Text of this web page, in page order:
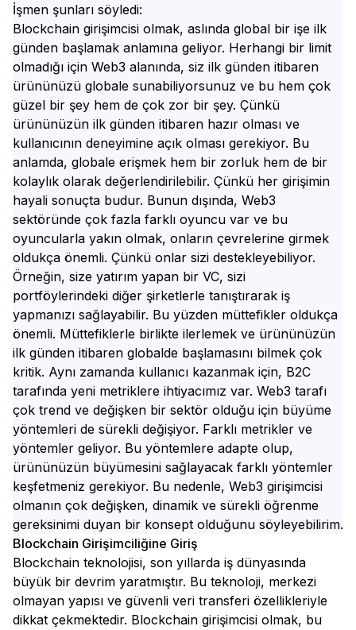
İşmen şunları söyledi:
Blockchain girişimcisi olmak, aslında global bir işe ilk
günden başlamak anlamına geliyor. Herhangi bir limit
olmadığı için Web3 alanında, siz ilk günden itibaren
ürününüzü globale sunabiliyorsunuz ve bu hem çok
güzel bir şey hem de çok zor bir şey. Çünkü
ürününüzün ilk günden itibaren hazır olması ve
kullanıcının deneyimine açık olması gerekiyor. Bu
anlamda, globale erişmek hem bir zorluk hem de bir
kolaylık olarak değerlendirilebilir. Çünkü her girişimin
hayali sonuçta budur. Bunun dışında, Web3
sektöründe çok fazla farklı oyuncu var ve bu
oyuncularla yakın olmak, onların çevrelerine girmek
oldukça önemli. Çünkü onlar sizi destekleyebiliyor.
Örneğin, size yatırım yapan bir VC, sizi
portföylerindeki diğer şirketlerle tanıştırarak iş
yapmanızı sağlayabilir. Bu yüzden müttefikler oldukça
önemli. Müttefiklerle birlikte ilerlemek ve ürününüzün
ilk günden itibaren globalde başlamasını bilmek çok
kritik. Aynı zamanda kullanıcı kazanmak için, B2C
tarafında yeni metriklere ihtiyacımız var. Web3 tarafı
çok trend ve değişken bir sektör olduğu için büyüme
yöntemleri de sürekli değişiyor. Farklı metrikler ve
yöntemler geliyor. Bu yöntemlere adapte olup,
ürününüzün büyümesini sağlayacak farklı yöntemler
keşfetmeniz gerekiyor. Bu nedenle, Web3 girişimcisi
olmanın çok değişken, dinamik ve sürekli öğrenme
gereksinimi duyan bir konsept olduğunu söyleyebilirim.
Blockchain Girişimciliğine Giriş
Blockchain teknolojisi, son yıllarda iş dünyasında
büyük bir devrim yaratmıştır. Bu teknoloji, merkezi
olmayan yapısı ve güvenli veri transferi özellikleriyle
dikkat çekmektedir. Blockchain girişimcisi olmak, bu